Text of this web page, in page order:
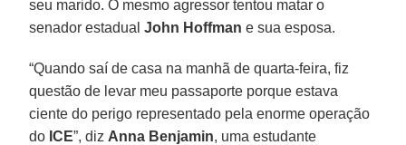
seu marido. O mesmo agressor tentou matar o
senador estadualJohn Hoffman e sua esposa.
“Quando saí de casa na manhã de quarta-feira, fiz
questão de levar meu passaporte porque estava
ciente do perigo representado pela enorme operação
do ICE”, diz Anna Benjamin, uma estudante